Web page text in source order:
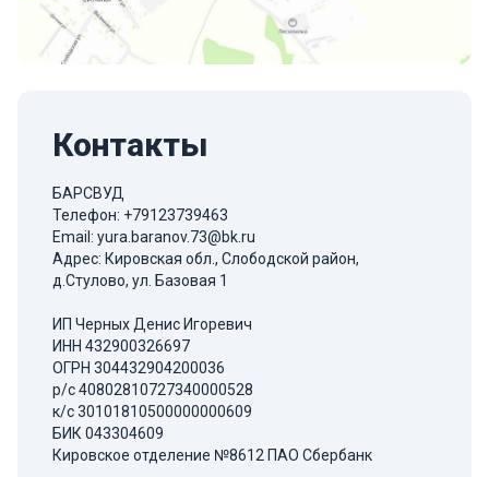
Контакты
БАРСВУД
Телефон: +79123739463
Email: yura.baranov.73@bk.ru
Адрес: Кировская обл., Слободской район,
д.Стулово, ул. Базовая 1
ИП Черных Денис Игоревич
ИНН 432900326697
ОГРН 304432904200036
р/с 40802810727340000528
к/с 30101810500000000609
БИК 043304609
Кировское отделение №8612 ПАО Сбербанк